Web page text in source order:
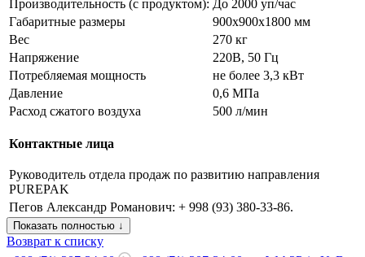
Производительность (с продуктом): До 2000 уп/час
Габаритные размеры
900х900х1800 мм
Вес
270 кг
Напряжение
220В, 50 Гц
Потребляемая мощность
не более 3,3 кВт
Давление
0,6 МПа
Расход сжатого воздуха
500 л/мин
Контактные лица
Руководитель отдела продаж по развитию направления
PUREPAK
Пегов Александр Романович: + 998 (93) 380-33-86.
Показать полностью ↓
Возврат к списку